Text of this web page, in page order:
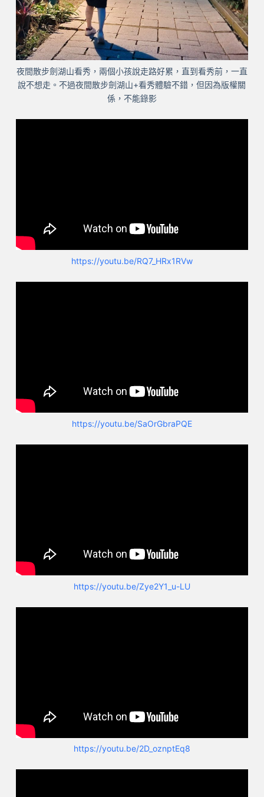
夜間散步劍湖山看秀，兩個小孩說走路好累，直到看秀前，一直
說不想走。不過夜間散步劍湖山+看秀體驗不錯，但因為版權關
係，不能錄影
https://youtu.be/RQ7_HRx1RVw
https://youtu.be/SaOrGbraPQE
https://youtu.be/Zye2Y1_u-LU
https://youtu.be/2D_oznptEq8